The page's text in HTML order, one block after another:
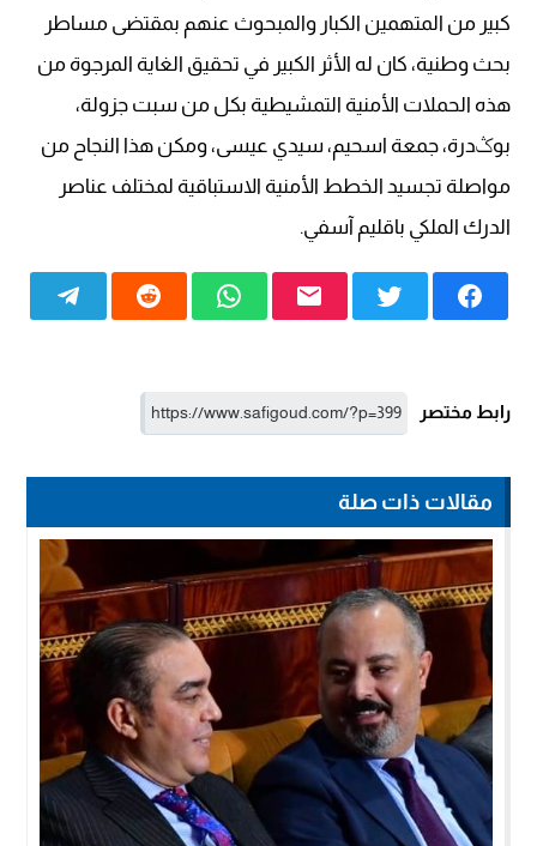
كبير من المتهمين الكبار والمبحوث عنهم بمقتضى مساطر
بحث وطنية، كان له الأثر الكبير في تحقيق الغاية المرجوة من
هذه الحملات الأمنية التمشيطية بكل من سبت جزولة،
بوݣدرة، جمعة اسحيم، سيدي عيسى، ومكن هذا النجاح من
مواصلة تجسيد الخطط الأمنية الاستباقية لمختلف عناصر
الدرك الملكي باقليم آسفي.
رابط مختصر
مقالات ذات صلة